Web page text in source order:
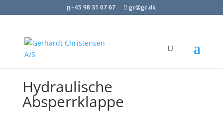
+45 98 31 67 67 gc@gc.dk
Hydraulische
Absperrklappe